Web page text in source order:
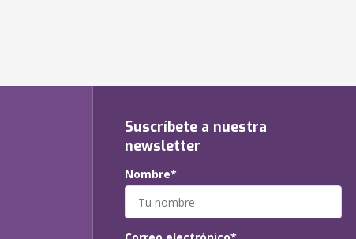
Suscríbete a nuestra
newsletter
Nombre*